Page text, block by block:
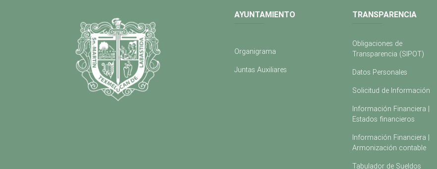
AYUNTAMIENTO
Organigrama
Juntas Auxiliares
TRANSPARENCIA
Obligaciones de
Transparencia (SIPOT)
Datos Personales
Solicitud de Información
Información Financiera |
Estados financieros
Información Financiera |
Armonización contable
Tabulador de Sueldos